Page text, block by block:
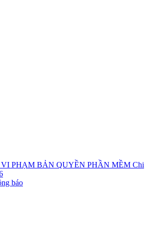
PHẠM BẢN QUYỀN PHẦN MỀM Chi
báo